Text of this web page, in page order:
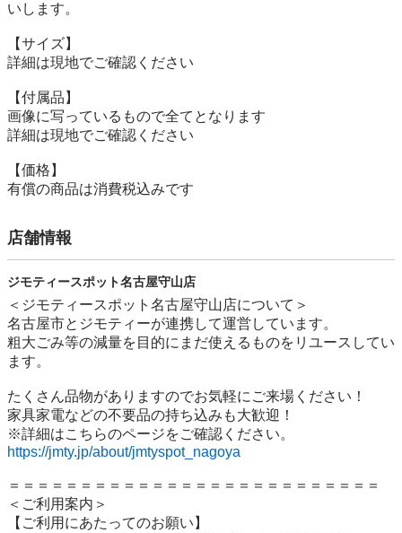
いします。
【サイズ】
詳細は現地でご確認ください
【付属品】
画像に写っているもので全てとなります
詳細は現地でご確認ください
【価格】
有償の商品は消費税込みです
店舗情報
ジモティースポット名古屋守山店
＜ジモティースポット名古屋守山店について＞
名古屋市とジモティーが連携して運営しています。
粗⼤ごみ等の減量を⽬的にまだ使えるものをリユースしてい
ます。
たくさん品物がありますのでお気軽にご来場ください！
家具家電などの不要品の持ち込みも大歓迎！
https://jmty.jp/about/jmtyspot_nagoya
＝＝＝＝＝＝＝＝＝＝＝＝＝＝＝＝＝＝＝＝＝＝＝＝＝＝
＜ご利用案内＞
【ご利用にあたってのお願い】